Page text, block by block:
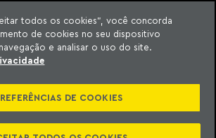
LIBERA USO
DE
todos os cookies”, você concorda
de cookies no seu dispositivo
e analisar o uso do site.
DE COOKIES